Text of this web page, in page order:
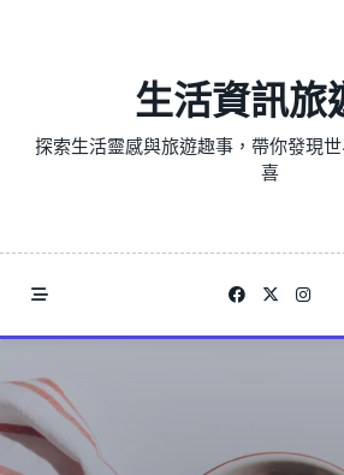
生活資訊旅
探索生活靈感與旅遊趣事，帶你發現
喜